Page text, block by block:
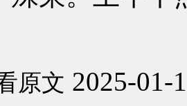
原文 2025-01-